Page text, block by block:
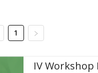
1
IV